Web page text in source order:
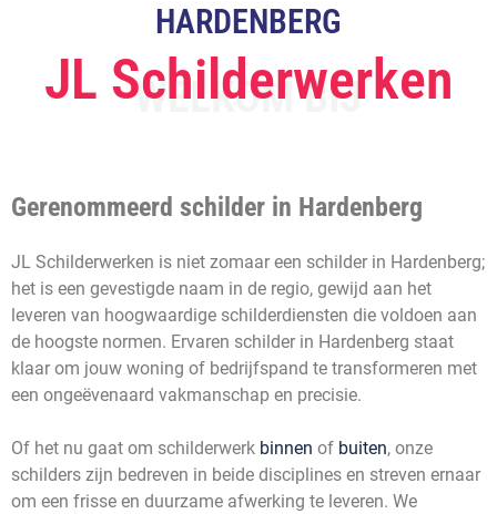
WELKOM BIJ
HARDENBERG
JL Schilderwerken
Gerenommeerd schilder in Hardenberg
JL Schilderwerken is niet zomaar een schilder in Hardenberg;
het is een gevestigde naam in de regio, gewijd aan het
leveren van hoogwaardige schilderdiensten die voldoen aan
de hoogste normen. Ervaren schilder in Hardenberg staat
klaar om jouw woning of bedrijfspand te transformeren met
een ongeëvenaard vakmanschap en precisie.
Of het nu gaat om schilderwerk binnen of buiten, onze
schilders zijn bedreven in beide disciplines en streven ernaar
om een frisse en duurzame afwerking te leveren. We